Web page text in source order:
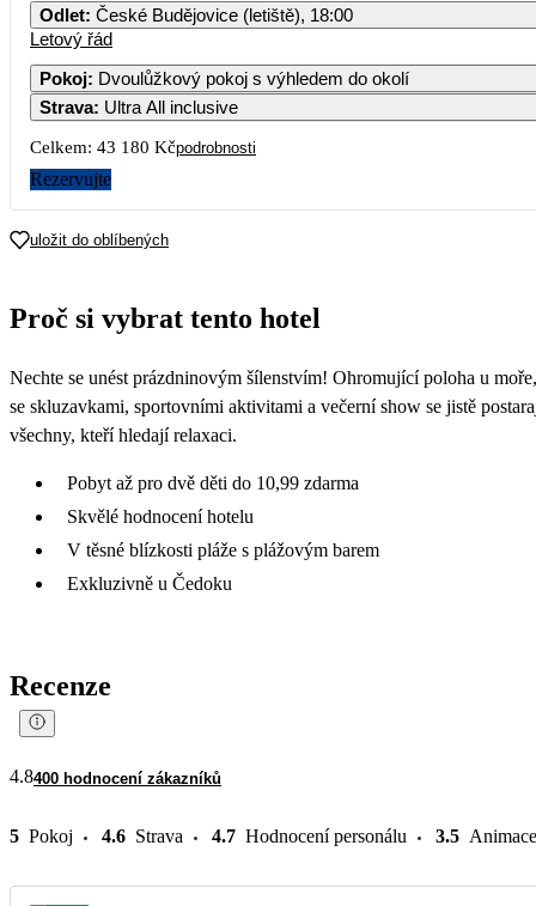
Odlet: České Budějovice (letiště), 18:00
Letový řád
Pokoj: Dvoulůžkový pokoj s výhledem do okolí
Strava: Ultra All inclusive
Celkem: 43 180 Kčpodrobnosti
Rezervujte
uložit do oblíbených
Proč si vybrat tento hotel
Nechte se unést prázdninovým šílenstvím! Ohromující poloha u
se skluzavkami, sportovními aktivitami a večerní show se jistě
všechny, kteří hledají relaxaci.
Pobyt až pro dvě děti do 10,99 zdarma
Skvělé hodnocení hotelu
V těsné blízkosti pláže s plážovým barem
Exkluzivně u Čedoku
Recenze
4.8400 hodnocení zákazníků
5 Pokoj 4.6 Strava 4.7 Hodnocení personálu 3.5 Animace